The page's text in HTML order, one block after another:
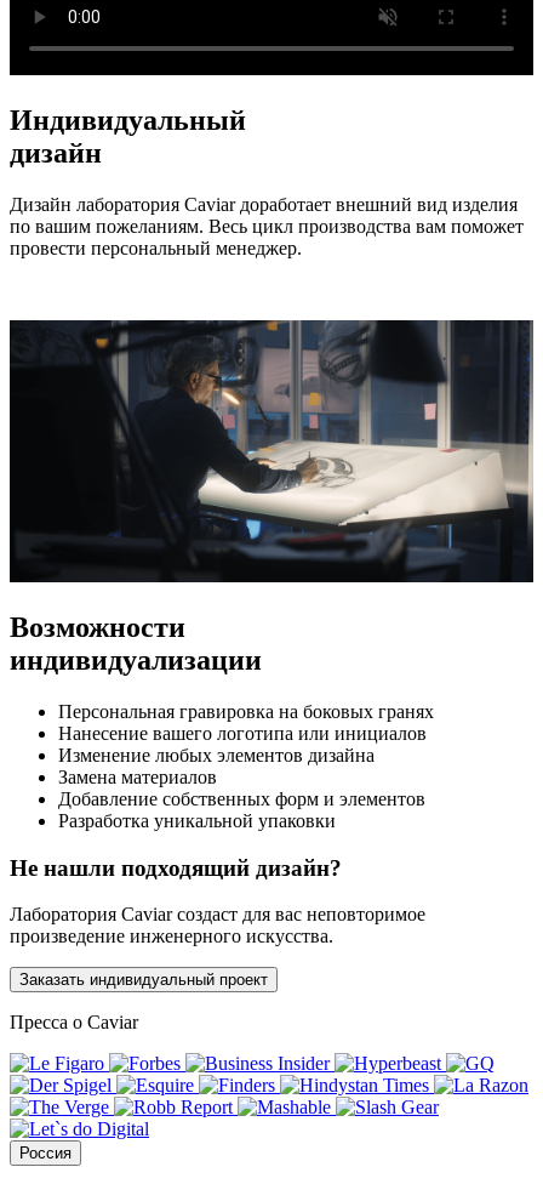
Индивидуальный
дизайн
Дизайн лаборатория Caviar доработает внешний вид изделия
по вашим пожеланиям. Весь цикл производства вам поможет
провести персональный менеджер.
Возможности
индивидуализации
Персональная гравировка на боковых гранях
Нанесение вашего логотипа или инициалов
Изменение любых элементов дизайна
Замена материалов
Добавление собственных форм и элементов
Разработка уникальной упаковки
Не нашли подходящий дизайн?
Лаборатория Caviar создаст для вас неповторимое
произведение инженерного искусства.
Заказать индивидуальный проект
Пресса о Caviar
Россия